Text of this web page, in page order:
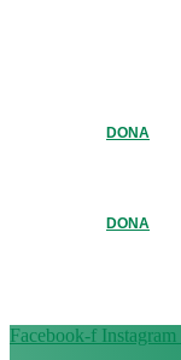
DONA
DONA
Facebook-f Instagram